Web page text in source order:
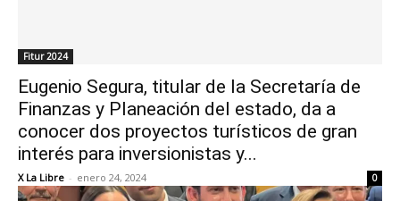
Fitur 2024
Eugenio Segura, titular de la Secretaría de
Finanzas y Planeación del estado, da a
conocer dos proyectos turísticos de gran
interés para inversionistas y...
X La Libre - enero 24, 2024 0